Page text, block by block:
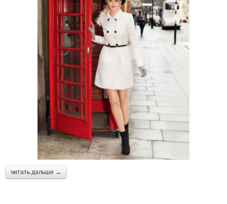
читать дальше →